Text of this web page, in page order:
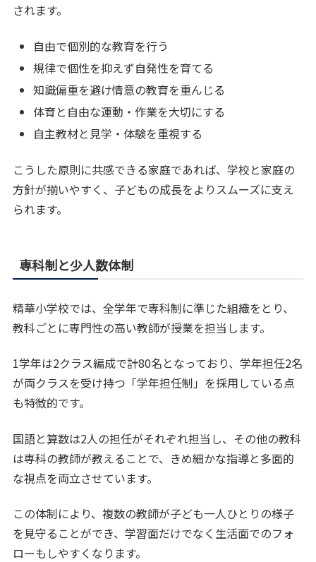
されます。
自由で個別的な教育を行う
規律で個性を抑えず自発性を育てる
知識偏重を避け情意の教育を重んじる
体育と自由な運動・作業を大切にする
自主教材と見学・体験を重視する
こうした原則に共感できる家庭であれば、学校と家庭の
方針が揃いやすく、子どもの成長をよりスムーズに支え
られます。
専科制と少人数体制
精華小学校では、全学年で専科制に準じた組織をとり、
教科ごとに専門性の高い教師が授業を担当します。
1学年は2クラス編成で計80名となっており、学年担任2名
が両クラスを受け持つ「学年担任制」を採用している点
も特徴的です。
国語と算数は2人の担任がそれぞれ担当し、その他の教科
は専科の教師が教えることで、きめ細かな指導と多面的
な視点を両立させています。
この体制により、複数の教師が子ども一人ひとりの様子
を見守ることができ、学習面だけでなく生活面でのフォ
ローもしやすくなります。